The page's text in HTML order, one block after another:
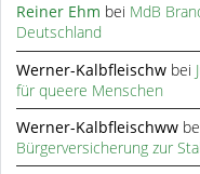
Reiner Ehm bei MdB
Deutschland
Werner-Kalbfleischw bei
für queere Menschen
Werner-Kalbfleischww
Bürgerversicherung zur